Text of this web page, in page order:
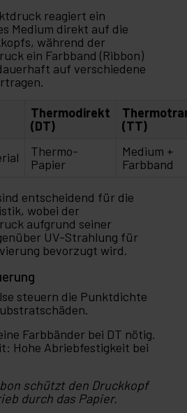
reagiert ein
Medium direkt auf die
während der
ein Farbband (Ribbon)
auf verschiedene
Thermodirekt
(DT)
(TT)
Thermo-
Papier
Medium +
Farbband
entscheidend für die
wobei der
aufgrund seiner
UV-Strahlung für
bevorzugt wird.
steuern die Punktdichte
Farbbänder bei DT nötig.
Hohe Abriebfestigkeit bei
schützt den Druckkopf
durch das Papier.